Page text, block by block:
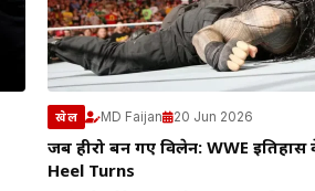
खेल MD Faijan 20 Jun 2026
जब हीरो बन गए विलेन: WWE
Heel Turns